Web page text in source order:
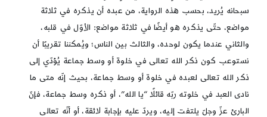
سبحانه يُريد، بحسب هذه الرواية، من عبده أن يذكره في ثلاثة
مواضع، حتّى يذكره هو أيضًا في ثلاثة مواضع: الأوّل في قلبه،
والثاني عندما يكون لوحده، والثالث بين الناس؛ ويُمكننا تقريبًا أن
نستوعب كون ذكر الله تعالى في خلوة أو وسط جماعة يُؤدّي إلى
ذكر الله تعالى لعبده في خلوة أو وسط جماعة، بحيث إنّه متى ما
نادى العبد في خلوته ربّه قائلًا “يا الله”، أو ذكره وسط جماعة، فإنّ
البارئ عزّ وجلّ يلتفت إليه، ويردّ عليه بإجابة لائقة، أو أنّه تعالى